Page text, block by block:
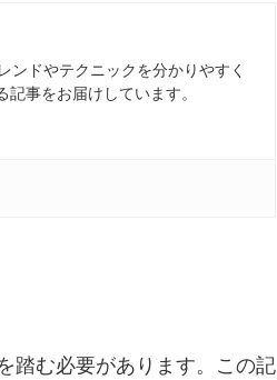
ンドやテクニックを分かりやすく
事をお届けしています。
踏む必要があります。この記